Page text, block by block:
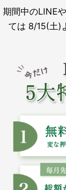
期間中のLINE
ては 8/15(土)